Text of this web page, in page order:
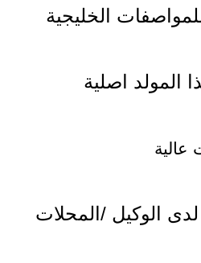
الخليجية
عالية
الوكيل /المحلات